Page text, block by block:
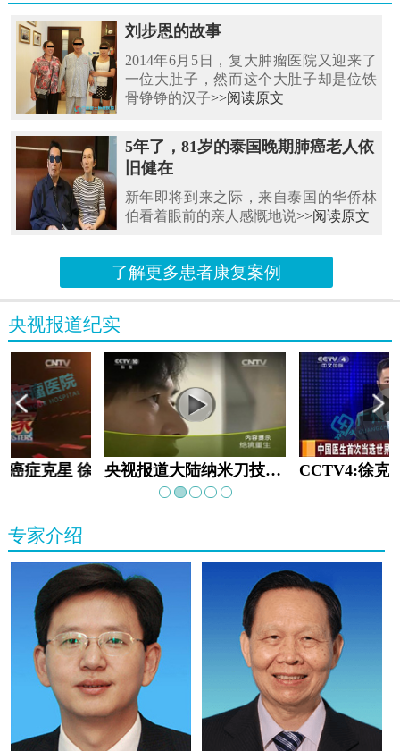
刘步恩的故事
2014年6月5日，复大肿瘤医院又迎来了
一位大肚子，然而这个大肚子却是位铁
骨铮铮的汉子>>阅读原文
5年了，81岁的泰国晚期肺癌老人依
旧健在
新年即将到来之际，来自泰国的华侨林
伯看着眼前的亲人感慨地说>>阅读原文
了解更多患者康复案例
央视报道纪实
癌症克星 徐克成 央视报道大陆纳米刀技术手术：绝境重生
专家介绍